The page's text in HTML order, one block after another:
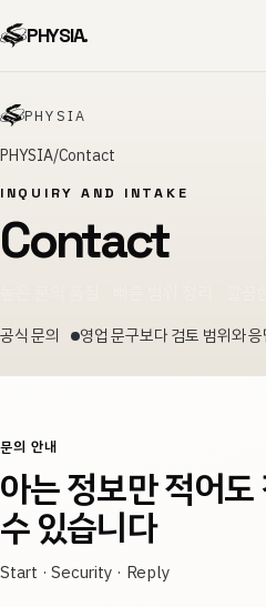
PHYSIA.
PHYSIA
PHYSIA Contact
INQUIRY AND INTAKE
Contact
공식 문의 영업 문구보다 검토 범위와
문의 안내
아는 정보만 적어
수 있습니다
Start · Security · Reply